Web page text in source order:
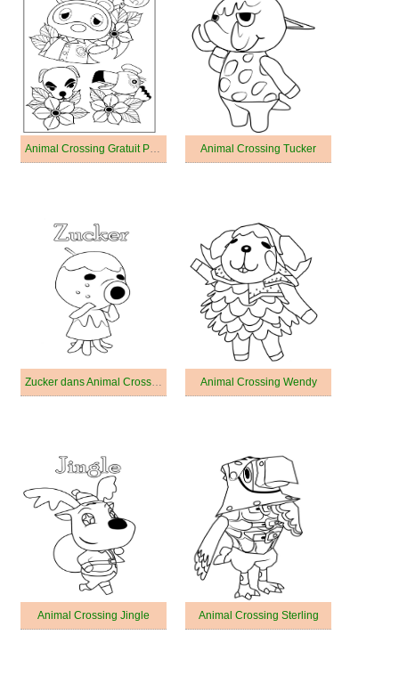
Animal Crossing Gratuit Pour Les Enfants Animal Crossing Tucker
Zucker dans Animal Crossing Animal Crossing Wendy
Animal Crossing Jingle Animal Crossing Sterling